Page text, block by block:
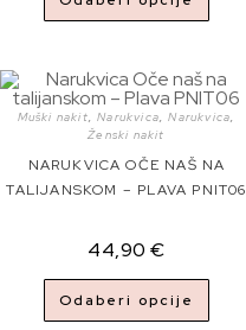
Muški nakit,Narukvica,Narukvica,
Ženski nakit
NARUKVICA OČE NAŠ NA
TALIJANSKOM – PLAVA PNIT06
44,90€
Odaberi opcije